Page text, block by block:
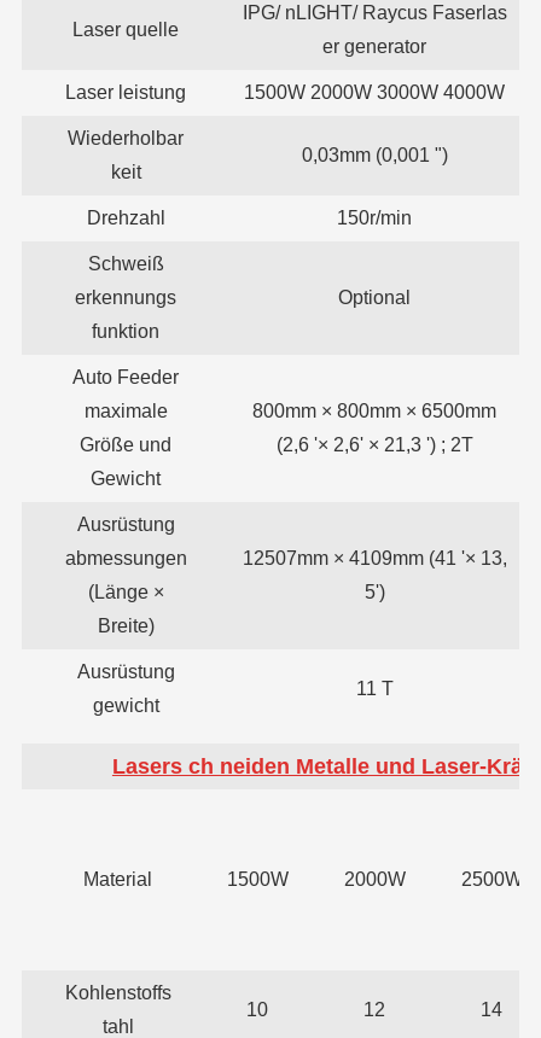
Laser quelle
IPG/ nLIGHT/ Raycus Faserlas
er generator
Laser leistung 1500W 2000W 3000W 4000W
Wiederholbar
keit
0,03mm (0,001 ")
Drehzahl 150r/min
Schweiß
erkennungs
funktion
Optional
Auto Feeder
maximale
Größe und
Gewicht
800mm × 800mm × 6500mm
(2,6 '× 2,6' × 21,3 ') ; 2T
Ausrüstung
abmessungen
(Länge ×
Breite)
12507mm × 4109mm (41 '× 13,
5')
Ausrüstung
gewicht
11 T
Lasers ch neiden Metalle und Laser-
Material 1500W 2000W 2500W
Kohlenstoffs
tahl
10 12 14